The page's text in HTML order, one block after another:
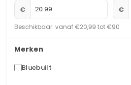
€ €
Beschikbaar: vanaf €20,99 tot €90
Merken
Bluebuilt